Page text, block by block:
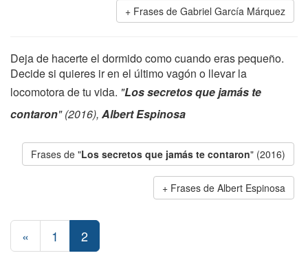
Frases de Gabriel García Márquez
Deja de hacerte el dormido como cuando eras pequeño.
Decide si quieres ir en el último vagón o llevar la
locomotora de tu vida. "Los secretos que jamás te
contaron" (2016), Albert Espinosa
Frases de "Los secretos que jamás te contaron" (2016)
Frases de Albert Espinosa
« 1 2